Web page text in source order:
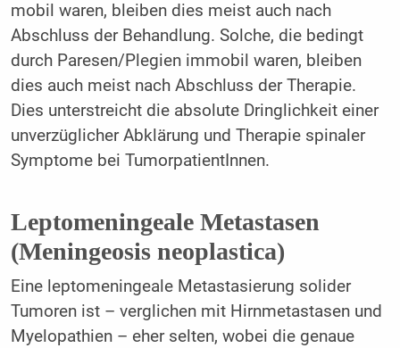
mobil waren, bleiben dies meist auch nach
Abschluss der Behandlung. Solche, die bedingt
durch Paresen/Plegien immobil waren, bleiben
dies auch meist nach Abschluss der Therapie.
Dies unterstreicht die absolute Dringlichkeit einer
unverzüglicher Abklärung und Therapie spinaler
Symptome bei TumorpatientInnen.
Leptomeningeale Metastasen
(Meningeosis neoplastica)
Eine leptomeningeale Metastasierung solider
Tumoren ist – verglichen mit Hirnmetastasen und
Myelopathien – eher selten, wobei die genaue